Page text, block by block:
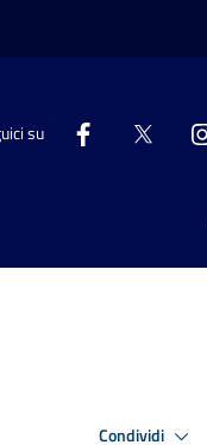
su
Condividi